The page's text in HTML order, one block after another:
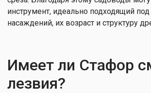
инструмент, идеально подходящий под
насаждений, их возраст и структуру
Имеет ли Стафор
лезвия?